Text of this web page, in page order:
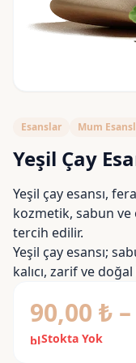
Esanslar Mum
Yeşil Çay
Yeşil çay esansı,
kozmetik, sabun
tercih edilir.
Yeşil çay esansı;
kalıcı, zarif ve
90,00 ₺ –
block
Stokta Yok